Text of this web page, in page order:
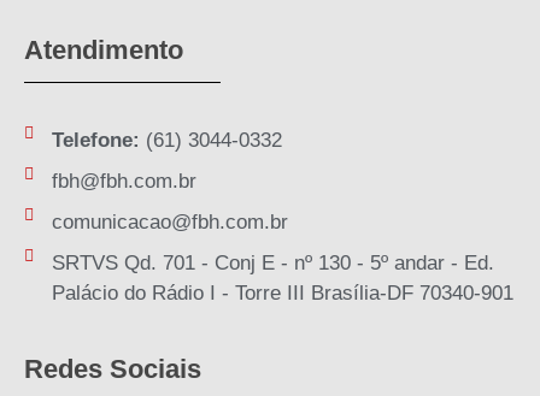
Atendimento
Telefone: (61) 3044-0332
fbh@fbh.com.br
comunicacao@fbh.com.br
SRTVS Qd. 701 - Conj E - nº 130 - 5º andar - Ed.
Palácio do Rádio I - Torre III Brasília-DF 70340-901
Redes Sociais